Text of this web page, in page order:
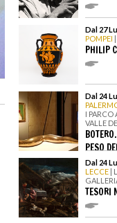
Dal 27
POMPEI
PHILIP
Dal 24
I PARCO
VALLE
PESO
Dal 24
LECCE |
TESORI